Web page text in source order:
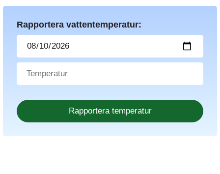
Rapportera vattentemperatur: